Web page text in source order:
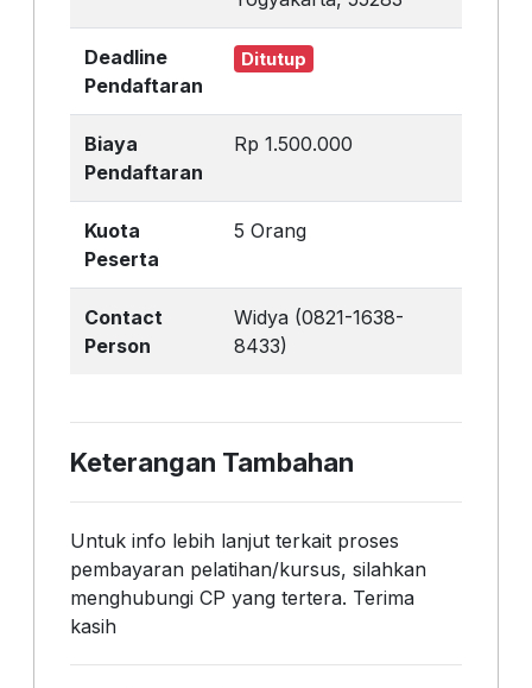
Deadline
Pendaftaran
Ditutup
Biaya
Pendaftaran
Rp 1.500.000
Kuota
Peserta
5 Orang
Contact
Person
Widya (0821-1638-
8433)
Keterangan Tambahan
Untuk info lebih lanjut terkait proses
pembayaran pelatihan/kursus, silahkan
menghubungi CP yang tertera. Terima
kasih